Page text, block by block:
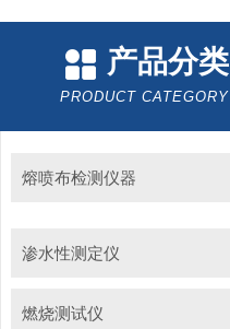
产品分类
PRODUCT CATEGORY
熔喷布检测仪器
渗水性测定仪
燃烧测试仪